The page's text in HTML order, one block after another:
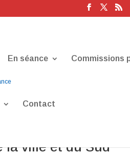
En séance Commissions
Contact
la ville et du Sud